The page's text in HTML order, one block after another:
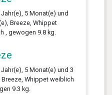
Jahr(e), 5 Monat(e) und
Breeze, Whippet
, gewogen 9.8 kg.
Jahr(e), 5 Monat(e) und 3
Breeze, Whippet weiblich
9.3 kg.